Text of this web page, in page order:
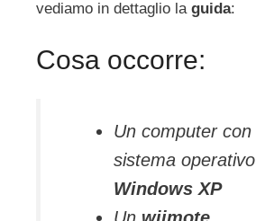
vediamo in dettaglio la guida:
Cosa occorre:
Un computer con
sistema operativo
Windows XP